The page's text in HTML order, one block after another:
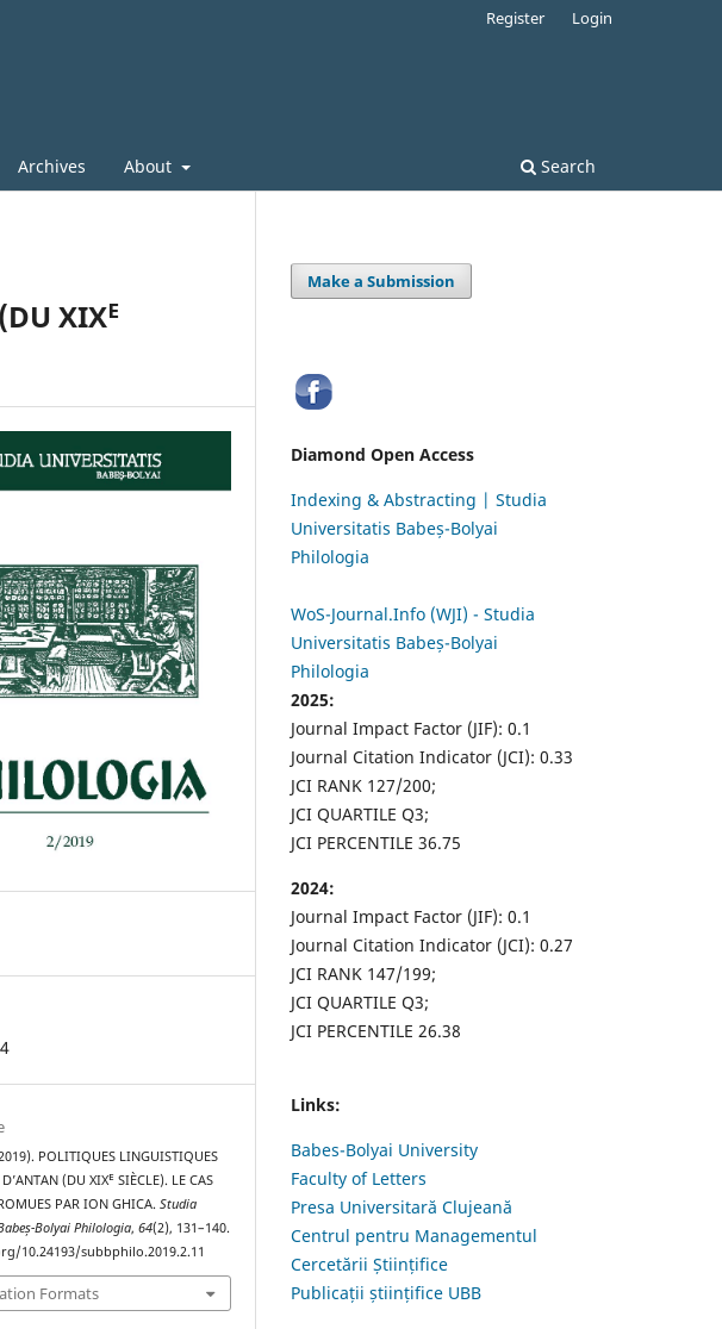
Archives About Search
Register Login
XIXᴱ
POLITIQUES LINGUISTIQUES
(DU XIXᴱ SIÈCLE). LE CAS
PAR ION GHICA.Studia
Bolyai Philologia,64(2), 131–140.
10.24193/subbphilo.2019.2.11
Formats
Make a Submission
Diamond Open Access
Indexing & Abstracting | Studia
Universitatis Babeș-Bolyai
Philologia
WoS-Journal.Info (WJI) - Studia
Universitatis Babeș-Bolyai
Philologia
2025:
Journal Impact Factor (JIF): 0.1
Journal Citation Indicator (JCI): 0.33
JCI RANK 127/200;
JCI QUARTILE Q3;
JCI PERCENTILE 36.75
2024:
Journal Impact Factor (JIF): 0.1
Journal Citation Indicator (JCI): 0.27
JCI RANK 147/199;
JCI QUARTILE Q3;
JCI PERCENTILE 26.38
Links:
Babes-Bolyai University
Faculty of Letters
Presa Universitară Clujeană
Centrul pentru Managementul
Cercetării Științifice
Publicații științifice UBB